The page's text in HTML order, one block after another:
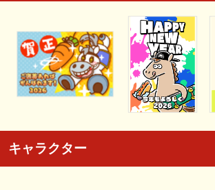
キャラクター